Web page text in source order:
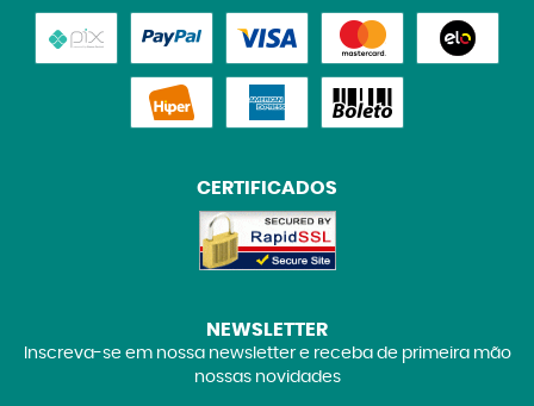
CERTIFICADOS
NEWSLETTER
Inscreva-se em nossa newsletter e receba de primeira mão
nossas novidades